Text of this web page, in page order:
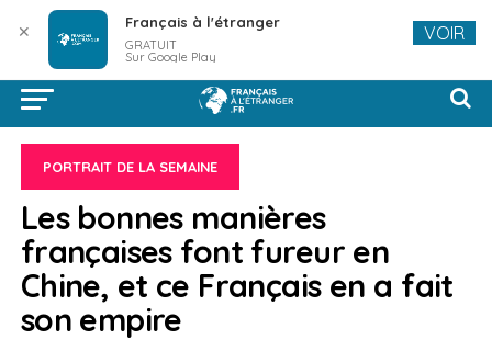
PORTRAIT DE LA SEMAINE
Les bonnes manières
françaises font fureur en
Chine, et ce Français en a fait
son empire
✕ Français à l'étranger
GRATUIT
Sur Google Play
VOIR